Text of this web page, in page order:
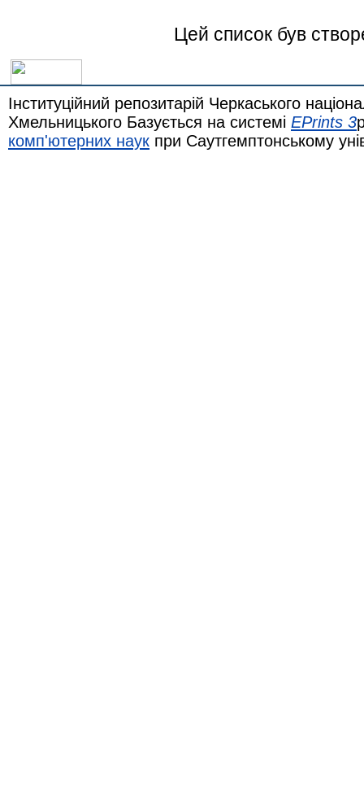
Цей список був
Інституційний репозитарій Черкаського
Хмельницького Базується на системі EPrints 3
комп'ютерних наук при Саутгемптонському